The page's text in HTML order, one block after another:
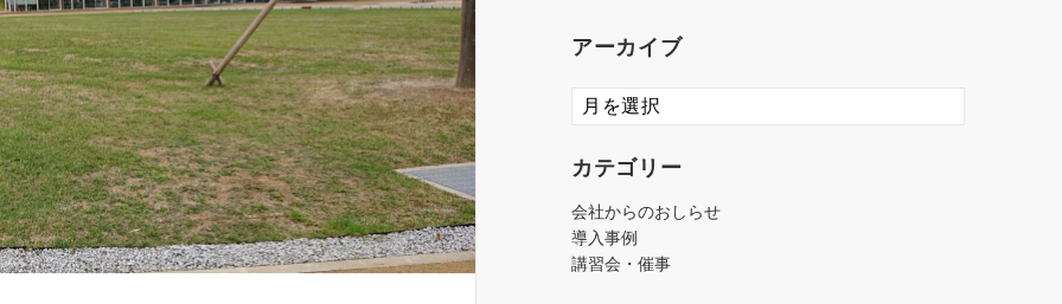
アーカイブ
ア
ー
イ
カテゴリー
会社からのおしらせ
導入事例
講習会・催事